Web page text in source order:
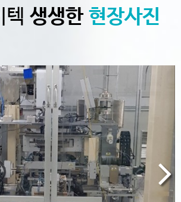
텍 생생한현장사진